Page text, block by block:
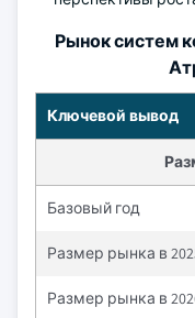
Рынок систем
Ключевой вывод
Базовый год
Размер рынка в
Размер рынка в